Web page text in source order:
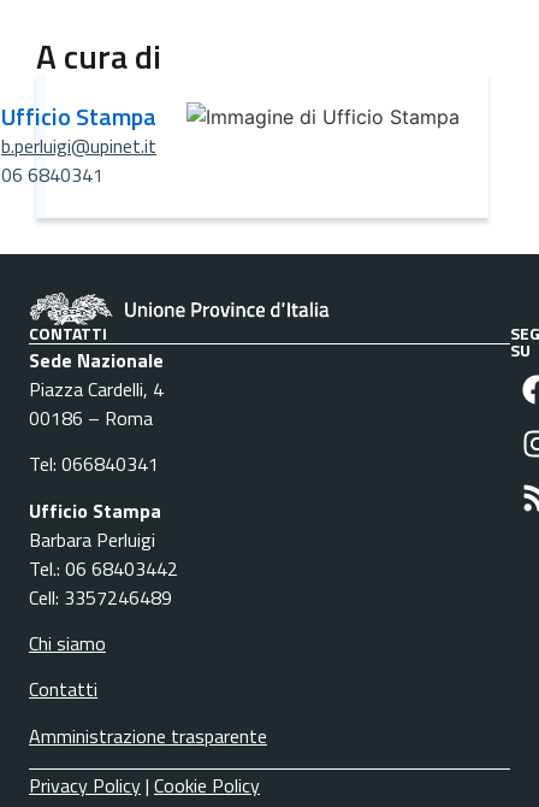
A cura di
Ufficio Stampa
b.perluigi@upinet.it
06 6840341
CONTATTI
Sede Nazionale
Piazza Cardelli, 4
00186 – Roma
Tel: 066840341
Ufficio Stampa
Barbara Perluigi
Tel.: 06 68403442
Cell: 3357246489
Chi siamo
Contatti
Amministrazione trasparente
SU
Privacy Policy| Cookie Policy